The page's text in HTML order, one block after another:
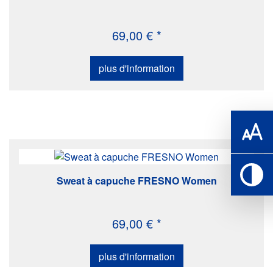
69,00 € *
plus d'information
Sweat à capuche FRESNO Women
69,00 € *
plus d'information